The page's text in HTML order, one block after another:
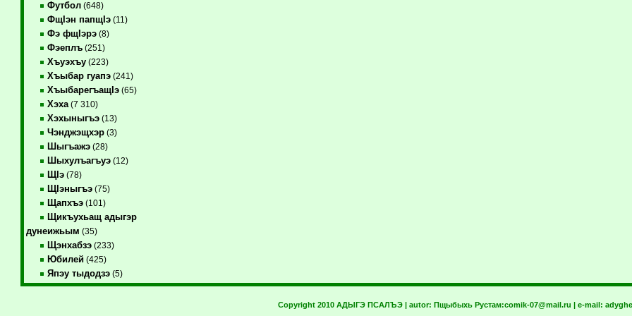
Футбол(648)
ФщIэн папщIэ(11)
Фэ фщIэрэ(8)
Фэеплъ(251)
Хъуэхъу(223)
Хъыбар гуапэ(241)
ХъыбарегъащIэ(65)
Хэха(7 310)
Хэхыныгъэ(13)
Чэнджэщхэр(3)
Шыгъажэ(28)
Шыхулъагъуэ(12)
ЩIэ(78)
ЩIэныгъэ(75)
Щапхъэ(101)
Щикъухьащ адыгэр
дунеижьым (35)
Щэнхабзэ(233)
Юбилей(425)
Япэу тыдодзэ(5)
Copyright 2010 АДЫГЭ ПСАЛЪЭ | autor: Пщыбыхь Рустам:comik-07@mail.ru | e-mail: